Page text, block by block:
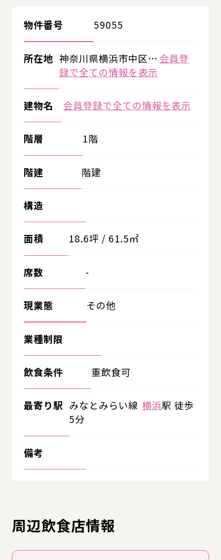
物件番号 59055
所在地 神奈川県横浜市中区… 会員登
録で全ての情報を表示
建物名 会員登録で全ての情報を表示
階層 1階
階建 階建
構造
面積 18.6坪 / 61.5㎡
席数 -
現業態 その他
業種制限
飲食条件 重飲食可
最寄り駅 みなとみらい線 横浜駅 徒歩
5分
備考
周辺飲食店情報